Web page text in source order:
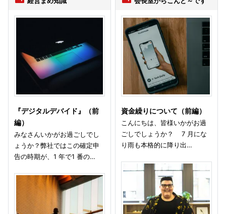
『デジタルデバイド』（前
編）
みなさんいかがお過ごしでし
ょうか？弊社ではこの確定申
告の時期が、1 年で1 番の…
資金繰りについて（前編）
こんにちは、皆様いかがお過
ごしでしょうか？ 7 月にな
り雨も本格的に降り出…